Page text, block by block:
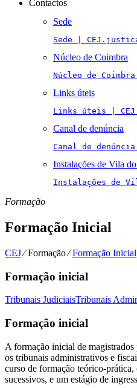
Contactos
Sede
Sede |
Núcleo de Coimbra
Núcleo de
Links úteis
Links úteis |
Canal de denúncia
Canal de
Instalações de Vila
Instalações de
Formação
Formação Inicial
CEJ⁄Formação⁄Formação Inicial
Formação inicial
Tribunais JudiciaisTribunais
Formação inicial
A formação inicial de
os tribunais administrativos e
curso de formação teórico-
sucessivos, e um estágio de